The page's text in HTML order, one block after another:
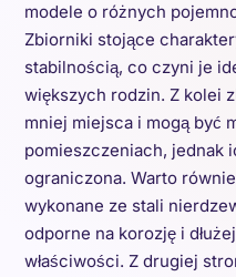
modele o różnych
Zbiorniki stojące
stabilnością, co czyni je
większych rodzin. Z kolei
mniej miejsca i mogą być
pomieszczeniach, jednak
ograniczona. Warto
wykonane ze stali
odporne na korozję i
właściwości. Z drugiej